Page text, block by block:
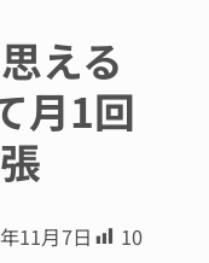
える
月1回
11月7日 10